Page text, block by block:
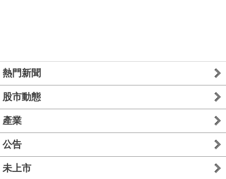
熱門新聞
股市動態
產業
公告
未上市